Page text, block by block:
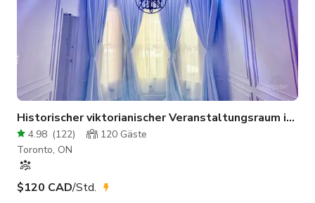
Historischer viktorianischer Veranstaltungsraum in
4.98 (122) 120 Gäste
Toronto, ON
$120 CAD/Std.